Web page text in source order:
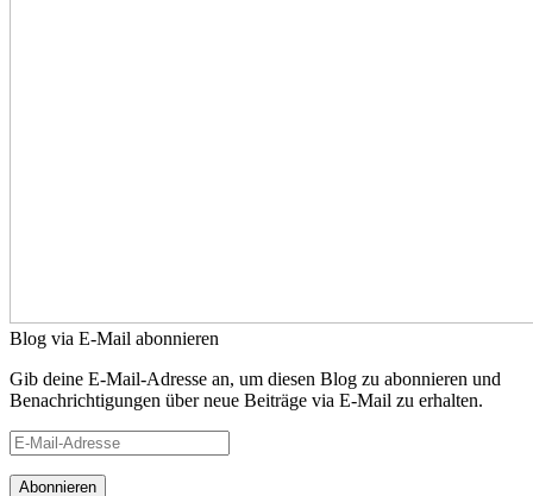
Blog via E-Mail abonnieren
Gib deine E-Mail-Adresse an, um diesen Blog zu abonnieren und
Benachrichtigungen über neue Beiträge via E-Mail zu erhalten.
E-
Mail-
Adresse